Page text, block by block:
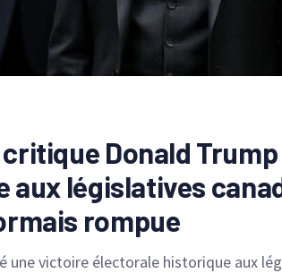
Donald
aux législatives
rompue
une victoire électorale historique aux